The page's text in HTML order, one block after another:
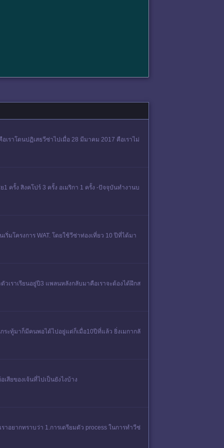
ราโดนปฏิเสธวีซ่าไปเมื่อ 28 มีมาคม 2017 คือเราไม่
ครั้ง สิงคโปร์ 3 ครั้ง อเมริกา 1 ครั้ง -ปัจจุบันทำงานบ
มโครงการ WAT. โดยใช้วีซ่าท่องเที่ยว 10 ปีที่ได้มา
ราเรียนอยู่ปี3 แพลนหลังกลับมาคือเราจะต้องได้ฝึกส
ระทู้มาก็มีคนพอได้ไปอยู่แต่ก็เมื่อ10ปีที่แล้ว ยิ่งเมกากลั
สียของเจ้นที่ไปเป็นยังไงบ้าง
าอยากทราบว่า 1.การเตรียมตัว process ในการทำวีซ่